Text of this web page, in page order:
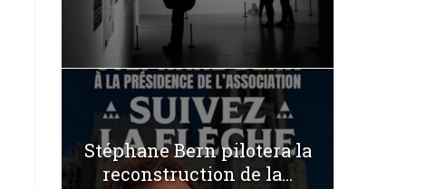
Stéphane Bern pilotera la
reconstruction de la...